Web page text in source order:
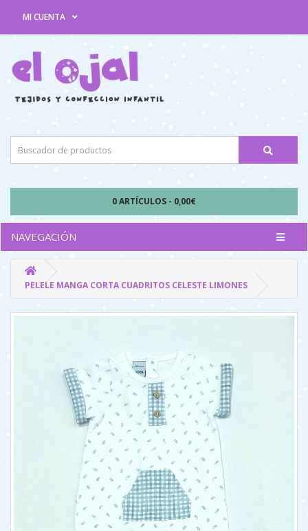
MI CUENTA
0 ARTÍCULOS - 0,00€
NAVEGACIÓN
PELELE MANGA CORTA CUADRITOS CELESTE LIMONES